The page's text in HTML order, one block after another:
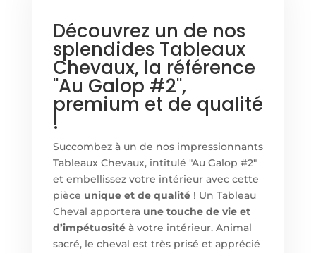
Découvrez un de nos
splendides Tableaux
Chevaux, la référence
"Au Galop #2",
premium et de qualité
!
Succombez à un de nos impressionnants
Tableaux Chevaux, intitulé "Au Galop #2"
et embellissez votre intérieur avec cette
pièce unique et de qualité! Un Tableau
Cheval apportera une touche de vie et
d’impétuositéà votre intérieur. Animal
sacré, le cheval est très prisé et apprécié